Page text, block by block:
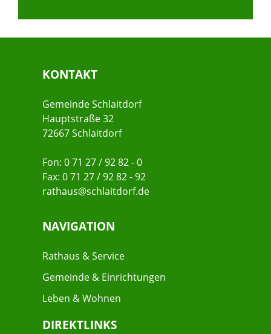
KONTAKT
Gemeinde Schlaitdorf
Hauptstraße 32
72667 Schlaitdorf
Fon: 0 71 27 / 92 82 - 0
Fax: 0 71 27 / 92 82 - 92
rathaus@schlaitdorf.de
NAVIGATION
Rathaus & Service
Gemeinde & Einrichtungen
Leben & Wohnen
DIREKTLINKS